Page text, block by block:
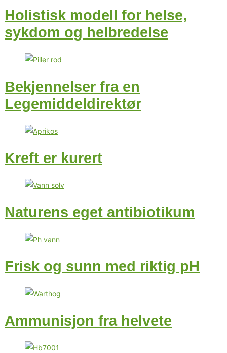
Holistisk modell for helse,
sykdom og helbredelse
Bekjennelser fra en
Legemiddeldirektør
Kreft er kurert
Naturens eget antibiotikum
Frisk og sunn med riktig pH
Ammunisjon fra helvete